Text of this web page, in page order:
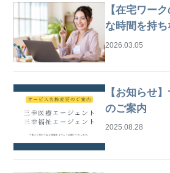
【在宅ワー
な時間を持
プト業務
2026.03.05
【お知らせ
のご案内
2025.08.28